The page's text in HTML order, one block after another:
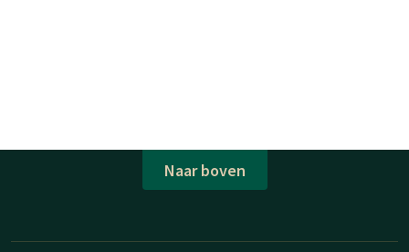
Naar boven